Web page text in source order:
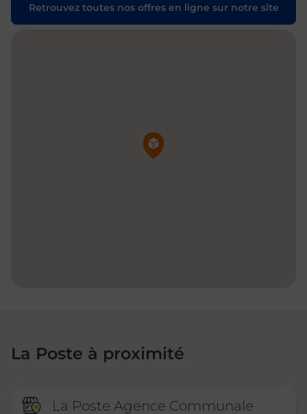
Retrouvez toutes nos offres en ligne sur notre site
Pin de la carte
La Poste à proximité
La Poste Agence Communale